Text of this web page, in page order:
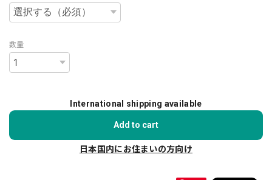
数量
International shipping available
Add to cart
日本国内にお住まいの方向け